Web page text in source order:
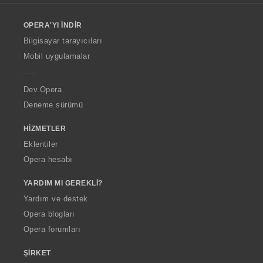
w
O
p
a
OPERA'YI İNDIR
Bilgisayar tarayıcıları
Mobil uygulamalar
Dev.Opera
Deneme sürümü
HIZMETLER
Eklentiler
Opera hesabı
YARDIM MI GEREKLI?
Yardım ve destek
Opera blogları
Opera forumları
ŞIRKET